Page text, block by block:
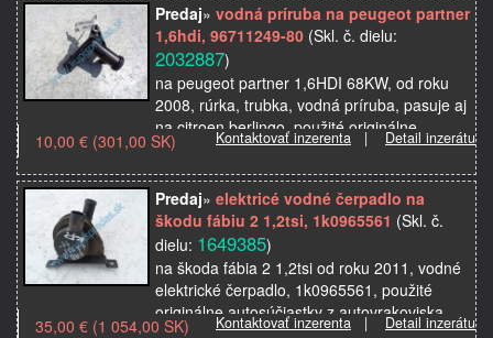
Predaj» vodná príruba na peugeot partner
1,6hdi, 96711249-80 (Skl. č. dielu:
2032887)
na peugeot partner 1,6HDI 68KW, od roku
2008, rúrka, trubka, vodná príruba, pasuje aj
na citroen berlingo, použité originálne
autosúčiastky z autovrakoviska
Kontaktovať inzerenta | Detail inzerátu
10,00 € (301,00 SK)
Predaj» elektricé vodné čerpadlo na
škodu fábiu 2 1,2tsi, 1k0965561 (Skl. č.
dielu: 1649385)
na škoda fábia 2 1,2tsi od roku 2011, vodné
elektrické čerpadlo, 1k0965561, použité
originálne autosúčiastky z autovrakoviska
Kontaktovať inzerenta | Detail inzerátu
35,00 € (1 054,00 SK)